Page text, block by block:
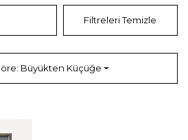
Filtreleri Temizle
Büyükten Küçüğe